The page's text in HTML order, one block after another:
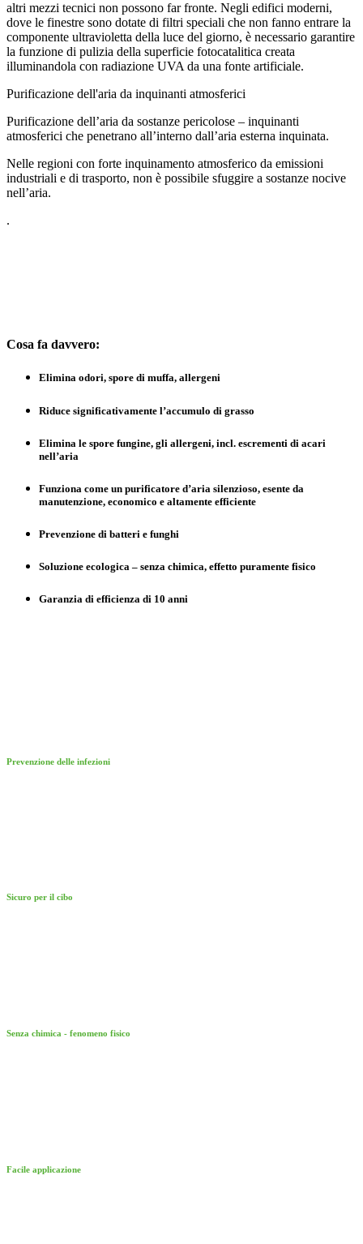
altri mezzi tecnici non possono far fronte. Negli edifici moderni,
dove le finestre sono dotate di filtri speciali che non fanno entrare la
componente ultravioletta della luce del giorno, è necessario garantire
la funzione di pulizia della superficie fotocatalitica creata
illuminandola con radiazione UVA da una fonte artificiale.
Purificazione dell'aria da inquinanti atmosferici
Purificazione dell’aria da sostanze pericolose – inquinanti
atmosferici che penetrano all’interno dall’aria esterna inquinata.
Nelle regioni con forte inquinamento atmosferico da emissioni
industriali e di trasporto, non è possibile sfuggire a sostanze nocive
nell’aria.
.
Cosa fa davvero:
Elimina odori, spore di muffa, allergeni
Riduce significativamente l’accumulo di grasso
Elimina le spore fungine, gli allergeni, incl. escrementi di acari
nell’aria
Funziona come un purificatore d’aria silenzioso, esente da
manutenzione, economico e altamente efficiente
Prevenzione di batteri e funghi
Soluzione ecologica – senza chimica, effetto puramente fisico
Garanzia di efficienza di 10 anni
Prevenzione delle infezioni
Sicuro per il cibo
Senza chimica - fenomeno fisico
Facile applicazione